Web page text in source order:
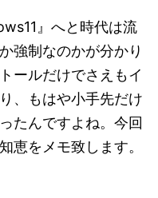
』へと時代は流
強制なのかが分かり
ールだけでさえもイ
、もはや小手先だけ
たんですよね。今回
恵をメモ致します。